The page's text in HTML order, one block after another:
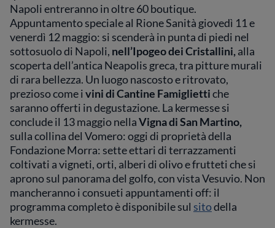
Napoli entreranno in oltre 60 boutique.
Appuntamento speciale al Rione Sanità giovedì 11 e
venerdì 12 maggio: si scenderà in punta di piedi nel
sottosuolo di Napoli, nell’Ipogeo dei Cristallini, alla
scoperta dell’antica Neapolis greca, tra pitture murali
di rara bellezza. Un luogo nascosto e ritrovato,
prezioso come ivini di Cantine Famigliettiche
saranno offerti in degustazione. La kermesse si
conclude il 13 maggio nellaVigna di San Martino,
sulla collina del Vomero: oggi di proprietà della
Fondazione Morra: sette ettari di terrazzamenti
coltivati a vigneti, orti, alberi di olivo e frutteti che si
aprono sul panorama del golfo, con vista Vesuvio. Non
mancheranno i consueti appuntamenti off: il
programma completo è disponibile sul sitodella
kermesse.